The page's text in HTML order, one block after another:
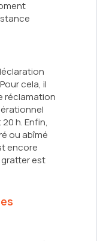
cela, il
réclamation
h. Enfin,
ou abîmé
encore
gratter est